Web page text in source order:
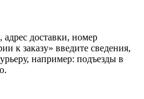
доставки, номер
к заказу» введите сведения,
например: подъезды в